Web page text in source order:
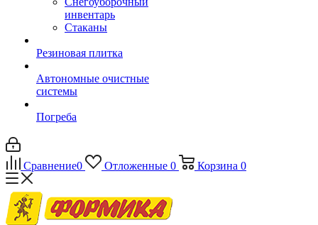
инвентарь
Стаканы
Резиновая плитка
Автономные очистные
системы
Погреба
Сравнение0 Отложенные 0 Корзина 0